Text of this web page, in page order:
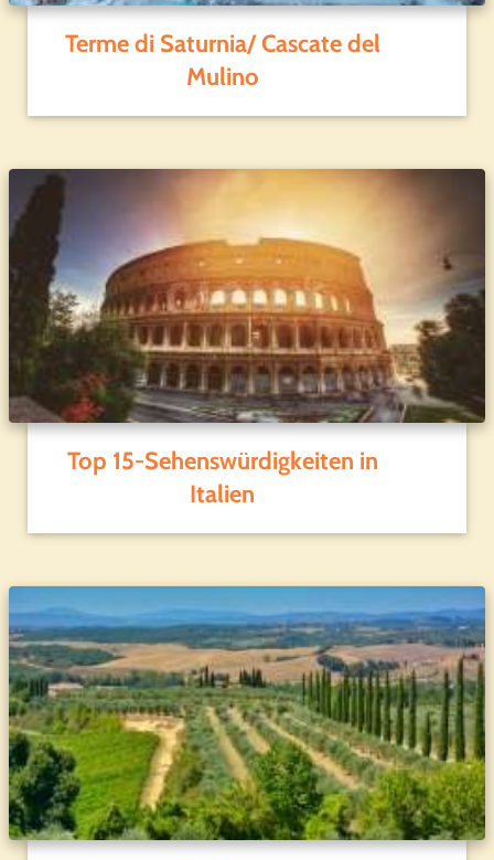
Terme di Saturnia/ Cascate del
Mulino
Top 15-Sehenswürdigkeiten in
Italien